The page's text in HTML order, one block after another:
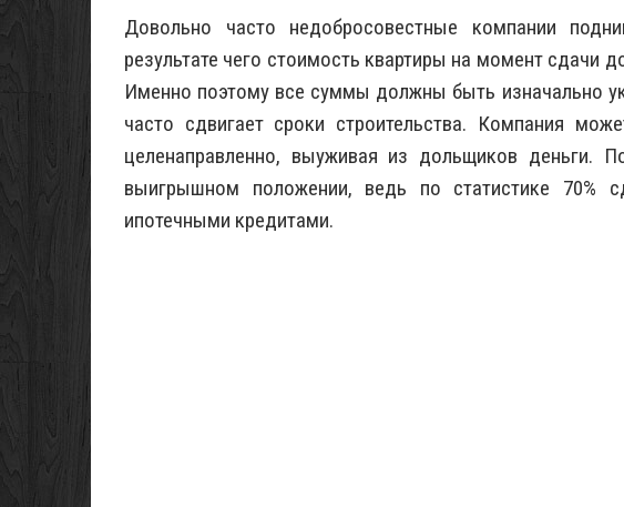
Довольно часто недобросовестные компании
результате чего стоимость квартиры на момент сдачи
Именно поэтому все суммы должны быть изначально
часто сдвигает сроки строительства. Компания
целенаправленно, выуживая из дольщиков деньги.
выигрышном положении, ведь по статистике 70%
ипотечными кредитами.